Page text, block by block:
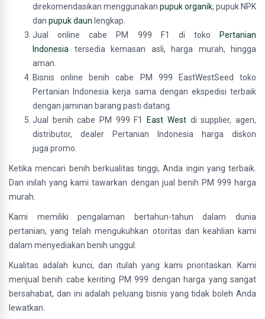
direkomendasikan menggunakan pupuk organik, pupuk NPK
dan pupuk daun lengkap.
Jual online cabe PM 999 F1 di toko
Pertanian
Indonesia tersedia kemasan asli, harga murah, hingga
aman.
Bisnis online benih cabe PM 999 EastWestSeed toko
Pertanian Indonesia kerja sama dengan ekspedisi terbaik
dengan jaminan barang pasti datang.
Jual benih cabe PM 999 F1
East Westdi supplier, agen,
distributor, dealer Pertanian Indonesia harga diskon
juga promo.
Ketika mencari benih berkualitas tinggi, Anda ingin yang terbaik.
Dan inilah yang kami tawarkan dengan jual benih PM 999 harga
murah.
Kami memiliki pengalaman bertahun-tahun dalam dunia
pertanian, yang telah mengukuhkan otoritas dan keahlian kami
dalam menyediakan benih unggul.
Kualitas adalah kunci, dan itulah yang kami prioritaskan. Kami
menjual benih cabe keriting PM 999 dengan harga yang sangat
bersahabat, dan ini adalah peluang bisnis yang tidak boleh Anda
lewatkan.